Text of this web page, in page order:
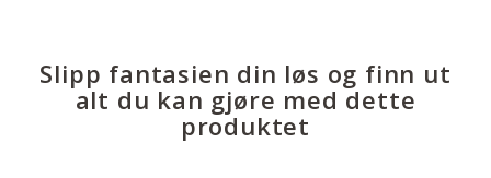
Slipp fantasien din løs og finn ut
alt du kan gjøre med dette
produktet